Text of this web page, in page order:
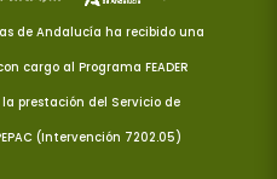
de Andalucía ha recibido una
cargo al Programa FEADER
prestación del Servicio de
(Intervención 7202.05)